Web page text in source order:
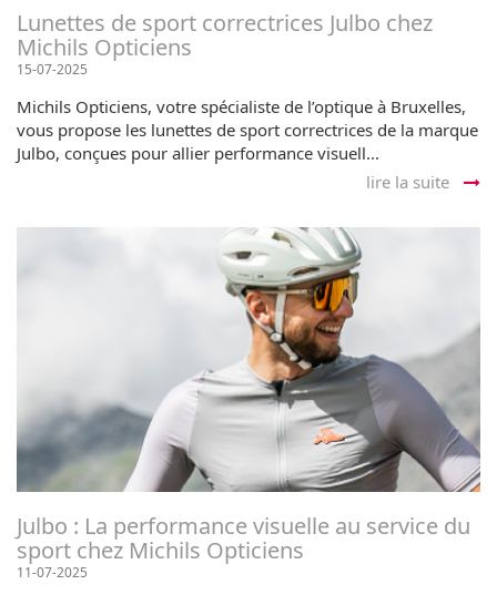
Lunettes de sport correctrices Julbo chez
Michils Opticiens
15-07-2025
Michils Opticiens, votre spécialiste de l’optique à Bruxelles,
vous propose les lunettes de sport correctrices de la marque
Julbo, conçues pour allier performance visuell...
lire la suite
Julbo : La performance visuelle au service du
sport chez Michils Opticiens
11-07-2025